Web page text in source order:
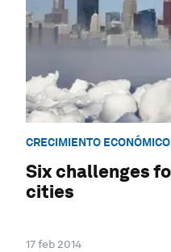
CRECIMIENTO ECONÓMICO
Six challenges
cities
17 feb 2014